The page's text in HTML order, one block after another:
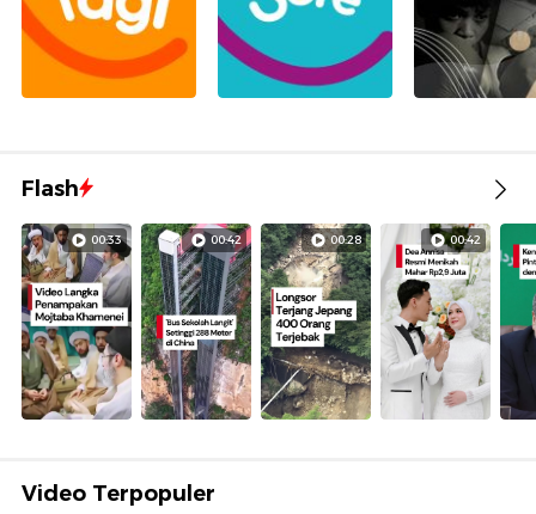
Flash
00:33 00:42 00:28 00:42
Video Terpopuler